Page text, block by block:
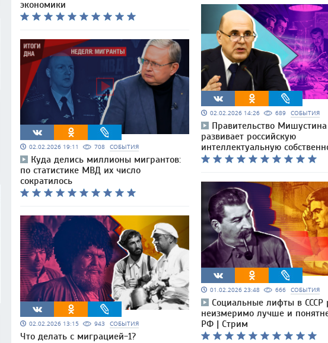
экономики
02.02.2026 19:11 708 СОБЫТИЯ
Куда делись миллионы мигрантов:
по статистике МВД их число
сократилось
02.02.2026 13:15 943 СОБЫТИЯ
Что делать с миграцией-1?
02.02.2026 14:26 689 СОБЫТИЯ
Правительство Мишустина
развивает российскую
интеллектуальную
01.02.2026 23:48 666 СОБЫТИЯ
Социальные лифты в СССР
неизмеримо лучше и
РФ | Стрим